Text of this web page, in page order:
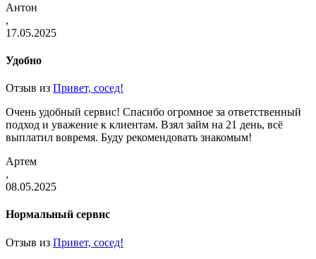
Антон
,
17.05.2025
Удобно
Отзыв из Привет, сосед!
Очень удобный сервис! Спасибо огромное за ответственный
подход и уважение к клиентам. Взял займ на 21 день, всё
выплатил вовремя. Буду рекомендовать знакомым!
Артем
,
08.05.2025
Нормальный сервис
Отзыв из Привет, сосед!